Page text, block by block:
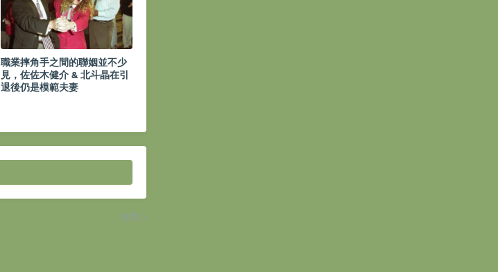
職業摔角手之間的聯姻並不少
見，佐佐木健介 & 北斗晶在引
退後仍是模範夫妻
較舊